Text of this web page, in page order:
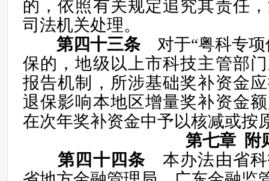
的，依照有关规定追究其责任
司法机关处理。
第四十三条对于“粤科专项
保的，地级以上市科技主管部
报告机制，所涉基础奖补资金
退保影响本地区增量奖补资金
在次年奖补资金中予以核减或按
第七章 附
第四十四条 本办法由省科